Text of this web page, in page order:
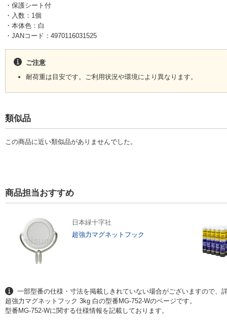
・保護シート付
・入数：1個
・本体色：白
・JANコード：4970116031525
ご注意
耐荷重は目安です。ご利用状況や環境により異なります。
類似品
この商品に近い類似品がありませんでした。
商品担当おすすめ
日本緑十字社
超強力マグネットフック
一部型番の仕様・寸法を掲載しきれていない場合がございますので、
超強力マグネットフック 3kg 白の型番MG-752-Wのページです。
型番MG-752-Wに関する仕様情報を記載しております。